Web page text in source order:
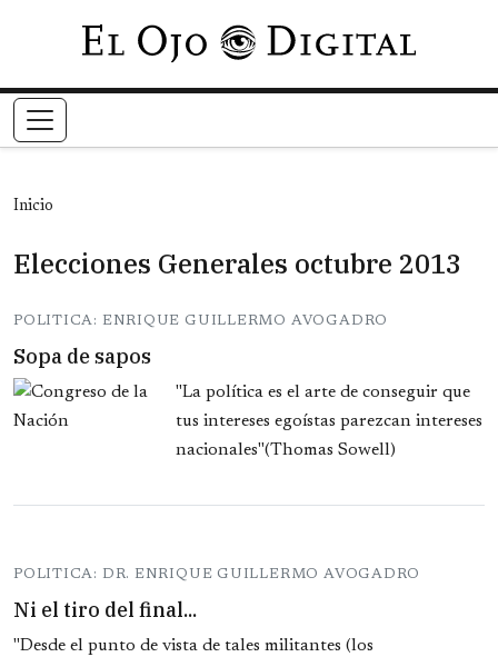
Pasar al contenido principal
Inicio
Elecciones Generales octubre 2013
POLITICA: ENRIQUE GUILLERMO AVOGADRO
Sopa de sapos
"La política es el arte de conseguir que
tus intereses egoístas parezcan intereses
nacionales"(Thomas Sowell)
POLITICA: DR. ENRIQUE GUILLERMO AVOGADRO
Ni el tiro del final...
"Desde el punto de vista de tales militantes (los